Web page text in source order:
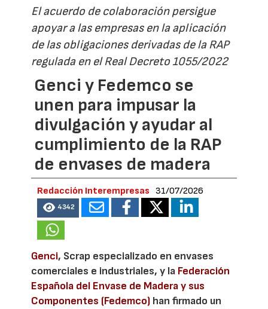
El acuerdo de colaboración persigue
apoyar a las empresas en la aplicación
de las obligaciones derivadas de la RAP
regulada en el Real Decreto 1055/2022
Genci y Fedemco se
unen para impusar la
divulgación y ayudar al
cumplimiento de la RAP
de envases de madera
Redacción Interempresas 31/07/2026
4342
Genci, Scrap especializado en envases
comerciales e industriales, y la Federación
Española del Envase de Madera y sus
Componentes (Fedemco) han firmado un